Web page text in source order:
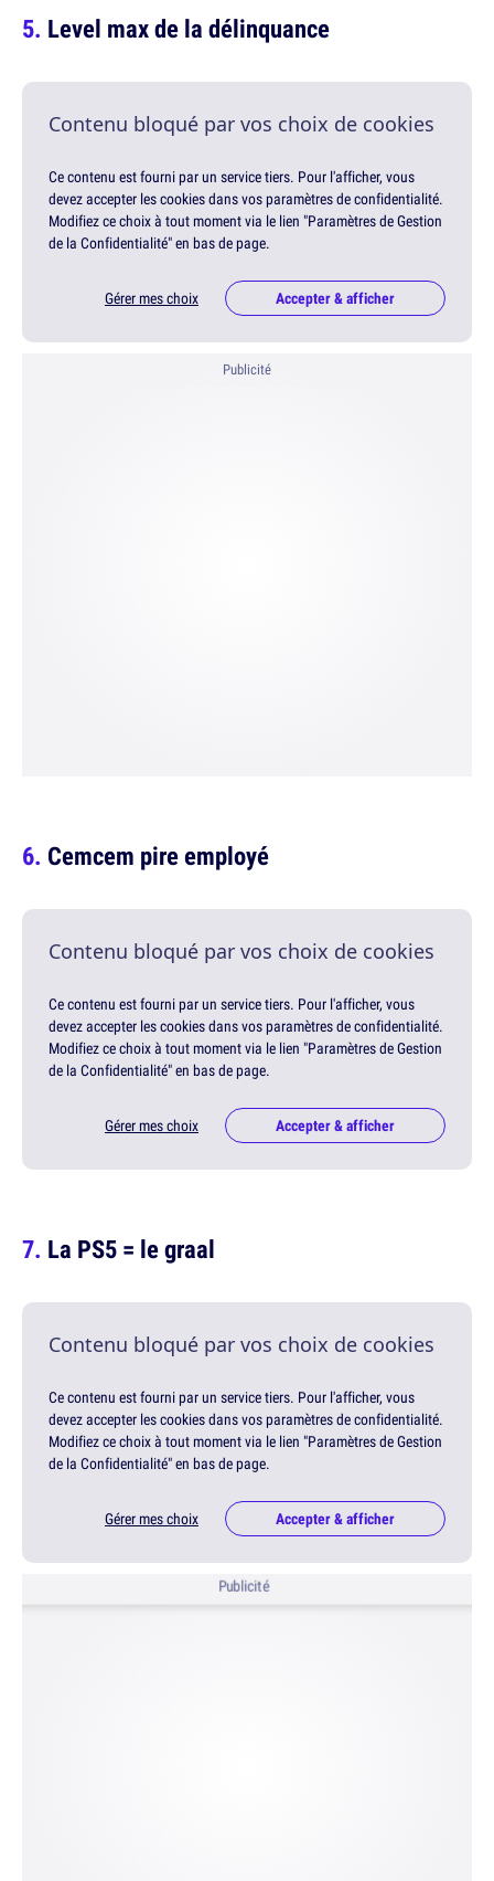
Level max de la délinquance
Contenu bloqué par vos choix de cookies
Ce contenu est fourni par un service tiers. Pour l'afficher, vous
devez accepter les cookies dans vos paramètres de confidentialité.
Modifiez ce choix à tout moment via le lien "Paramètres de Gestion
de la Confidentialité" en bas de page.
Gérer mes choix Accepter & afficher
Publicité
Cemcem pire employé
Contenu bloqué par vos choix de cookies
Ce contenu est fourni par un service tiers. Pour l'afficher, vous
devez accepter les cookies dans vos paramètres de confidentialité.
Modifiez ce choix à tout moment via le lien "Paramètres de Gestion
de la Confidentialité" en bas de page.
Gérer mes choix Accepter & afficher
La PS5 = le graal
Contenu bloqué par vos choix de cookies
Ce contenu est fourni par un service tiers. Pour l'afficher, vous
devez accepter les cookies dans vos paramètres de confidentialité.
Modifiez ce choix à tout moment via le lien "Paramètres de Gestion
de la Confidentialité" en bas de page.
Gérer mes choix Accepter & afficher
Publicité